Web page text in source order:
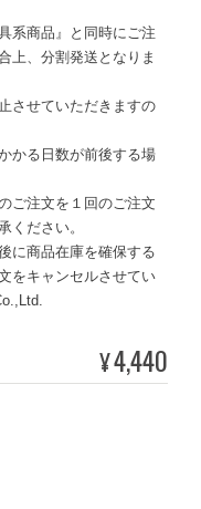
系商品』と同時にご注
上、分割発送となりま
させていただきますの
かる日数が前後する場
ご注文を１回のご注文
ください。
に商品在庫を確保する
をキャンセルさせてい
¥4,440